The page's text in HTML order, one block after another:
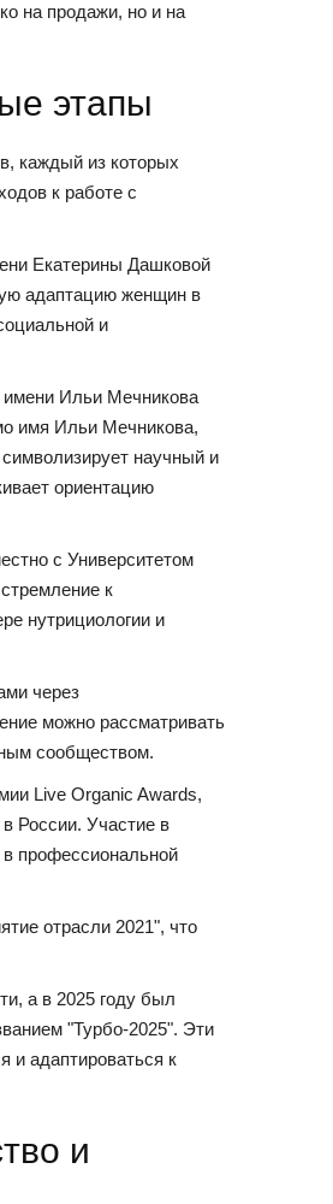
на продажи, но и на
этапы
каждый из которых
к работе с
Екатерины Дашковой
адаптацию женщин в
и
Ильи Мечникова
имя Ильи Мечникова,
научный и
ориентацию
с Университетом
к
нутрициологии и
через
можно рассматривать
сообществом.
Live Organic Awards,
России. Участие в
профессиональной
отрасли 2021", что
а в 2025 году был
"Турбо-2025". Эти
и адаптироваться к
и